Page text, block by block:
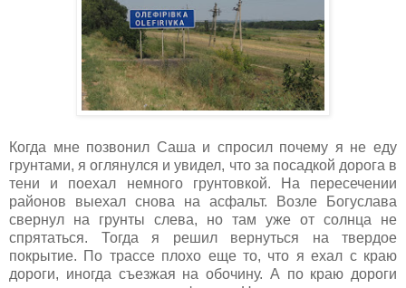
Когда мне позвонил Саша и спросил почему я не еду
грунтами, я оглянулся и увидел, что за посадкой дорога в
тени и поехал немного грунтовкой. На пересечении
районов выехал снова на асфальт. Возле Богуслава
свернул на грунты слева, но там уже от солнца не
спрятаться. Тогда я решил вернуться на твердое
покрытие. По трассе плохо еще то, что я ехал с краю
дороги, иногда съезжая на обочину. А по краю дороги